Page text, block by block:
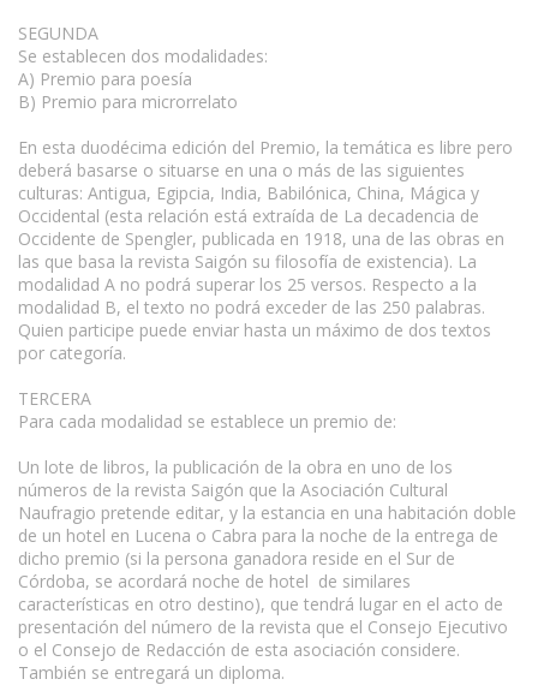
SEGUNDA
Se establecen dos modalidades:
A) Premio para poesía
B) Premio para microrrelato
En esta duodécima edición del Premio, la temática es libre pero
deberá basarse o situarse en una o más de las siguientes
culturas: Antigua, Egipcia, India, Babilónica, China, Mágica y
Occidental (esta relación está extraída de La decadencia de
Occidente de Spengler, publicada en 1918, una de las obras en
las que basa la revista Saigón su filosofía de existencia). La
modalidad A no podrá superar los 25 versos. Respecto a la
modalidad B, el texto no podrá exceder de las 250 palabras.
Quien participe puede enviar hasta un máximo de dos textos
por categoría.
TERCERA
Para cada modalidad se establece un premio de:
Un lote de libros, la publicación de la obra en uno de los
números de la revista Saigón que la Asociación Cultural
Naufragio pretende editar, y la estancia en una habitación doble
de un hotel en Lucena o Cabra para la noche de la entrega de
dicho premio (si la persona ganadora reside en el Sur de
Córdoba, se acordará noche de hotel de similares
características en otro destino), que tendrá lugar en el acto de
presentación del número de la revista que el Consejo Ejecutivo
o el Consejo de Redacción de esta asociación considere.
También se entregará un diploma.